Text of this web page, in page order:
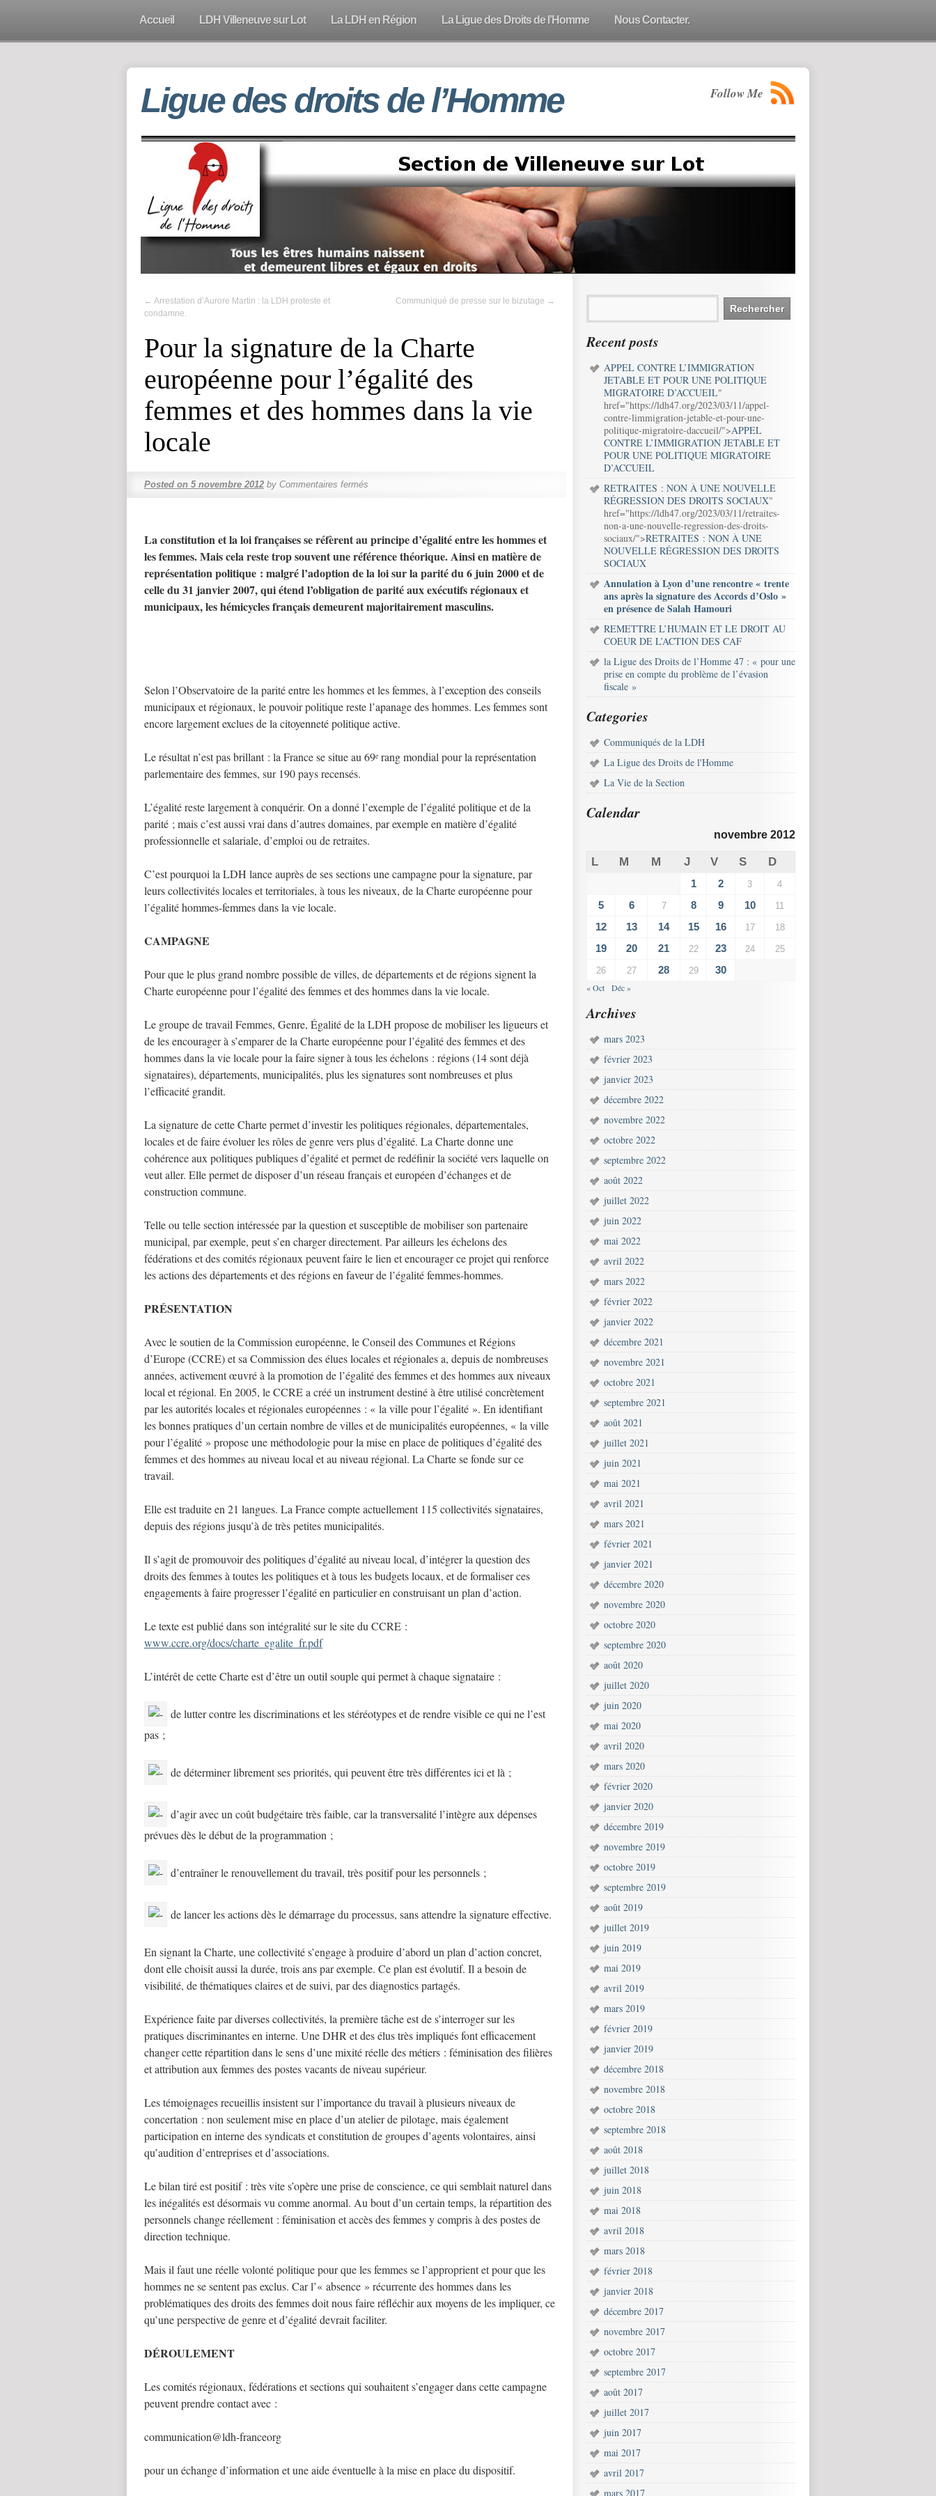
Accueil LDH Villeneuve sur Lot La LDH en Région La Ligue des Droits de l’Homme Nous Contacter.
Ligue des droits de l’Homme Follow Me
← Arrestation d’Aurore Martin : la LDH proteste et
condamne.
Communiqué de presse sur le bizutage →
Pour la signature de la Charte
européenne pour l’égalité des
femmes et des hommes dans la vie
locale
Posted on 5 novembre 2012 by Commentaires fermés
La constitution et la loi françaises se réfèrent au principe d’égalité entre les hommes et
les femmes. Mais cela reste trop souvent une référence théorique. Ainsi en matière de
représentation politique : malgré l’adoption de la loi sur la parité du 6 juin 2000 et de
celle du 31 janvier 2007, qui étend l’obligation de parité aux exécutifs régionaux et
municipaux, les hémicycles français demeurent majoritairement masculins.
Selon l’Observatoire de la parité entre les hommes et les femmes, à l’exception des conseils
municipaux et régionaux, le pouvoir politique reste l’apanage des hommes. Les femmes sont
encore largement exclues de la citoyenneté politique active.
Le résultat n’est pas brillant : la France se situe au 69e rang mondial pour la représentation
parlementaire des femmes, sur 190 pays recensés.
L’égalité reste largement à conquérir. On a donné l’exemple de l’égalité politique et de la
parité ; mais c’est aussi vrai dans d’autres domaines, par exemple en matière d’égalité
professionnelle et salariale, d’emploi ou de retraites.
C’est pourquoi la LDH lance auprès de ses sections une campagne pour la signature, par
leurs collectivités locales et territoriales, à tous les niveaux, de la Charte européenne pour
l’égalité hommes-femmes dans la vie locale.
CAMPAGNE
Pour que le plus grand nombre possible de villes, de départements et de régions signent la
Charte européenne pour l’égalité des femmes et des hommes dans la vie locale.
Le groupe de travail Femmes, Genre, Égalité de la LDH propose de mobiliser les ligueurs et
de les encourager à s’emparer de la Charte européenne pour l’égalité des femmes et des
hommes dans la vie locale pour la faire signer à tous les échelons : régions (14 sont déjà
signataires), départements, municipalités, plus les signatures sont nombreuses et plus
l’efficacité grandit.
La signature de cette Charte permet d’investir les politiques régionales, départementales,
locales et de faire évoluer les rôles de genre vers plus d’égalité. La Charte donne une
cohérence aux politiques publiques d’égalité et permet de redéfinir la société vers laquelle on
veut aller. Elle permet de disposer d’un réseau français et européen d’échanges et de
construction commune.
Telle ou telle section intéressée par la question et susceptible de mobiliser son partenaire
municipal, par exemple, peut s’en charger directement. Par ailleurs les échelons des
fédérations et des comités régionaux peuvent faire le lien et encourager ce projet qui renforce
les actions des départements et des régions en faveur de l’égalité femmes-hommes.
PRÉSENTATION
Avec le soutien de la Commission européenne, le Conseil des Communes et Régions
d’Europe (CCRE) et sa Commission des élues locales et régionales a, depuis de nombreuses
années, activement œuvré à la promotion de l’égalité des femmes et des hommes aux niveaux
local et régional. En 2005, le CCRE a créé un instrument destiné à être utilisé concrètement
par les autorités locales et régionales européennes : « la ville pour l’égalité ». En identifiant
les bonnes pratiques d’un certain nombre de villes et de municipalités européennes, « la ville
pour l’égalité » propose une méthodologie pour la mise en place de politiques d’égalité des
femmes et des hommes au niveau local et au niveau régional. La Charte se fonde sur ce
travail.
Elle est traduite en 21 langues. La France compte actuellement 115 collectivités signataires,
depuis des régions jusqu’à de très petites municipalités.
Il s’agit de promouvoir des politiques d’égalité au niveau local, d’intégrer la question des
droits des femmes à toutes les politiques et à tous les budgets locaux, et de formaliser ces
engagements à faire progresser l’égalité en particulier en construisant un plan d’action.
Le texte est publié dans son intégralité sur le site du CCRE :
www.ccre.org/docs/charte_egalite_fr.pdf
L’intérêt de cette Charte est d’être un outil souple qui permet à chaque signataire :
de lutter contre les discriminations et les stéréotypes et de rendre visible ce qui ne l’est
pas ;
de déterminer librement ses priorités, qui peuvent être très différentes ici et là ;
d’agir avec un coût budgétaire très faible, car la transversalité l’intègre aux dépenses
prévues dès le début de la programmation ;
d’entraîner le renouvellement du travail, très positif pour les personnels ;
de lancer les actions dès le démarrage du processus, sans attendre la signature effective.
En signant la Charte, une collectivité s’engage à produire d’abord un plan d’action concret,
dont elle choisit aussi la durée, trois ans par exemple. Ce plan est évolutif. Il a besoin de
visibilité, de thématiques claires et de suivi, par des diagnostics partagés.
Expérience faite par diverses collectivités, la première tâche est de s’interroger sur les
pratiques discriminantes en interne. Une DHR et des élus très impliqués font efficacement
changer cette répartition dans le sens d’une mixité réelle des métiers : féminisation des filières
et attribution aux femmes des postes vacants de niveau supérieur.
Les témoignages recueillis insistent sur l’importance du travail à plusieurs niveaux de
concertation : non seulement mise en place d’un atelier de pilotage, mais également
participation en interne des syndicats et constitution de groupes d’agents volontaires, ainsi
qu’audition d’entreprises et d’associations.
Le bilan tiré est positif : très vite s’opère une prise de conscience, ce qui semblait naturel dans
les inégalités est désormais vu comme anormal. Au bout d’un certain temps, la répartition des
personnels change réellement : féminisation et accès des femmes y compris à des postes de
direction technique.
Mais il faut une réelle volonté politique pour que les femmes se l’approprient et pour que les
hommes ne se sentent pas exclus. Car l’« absence » récurrente des hommes dans les
problématiques des droits des femmes doit nous faire réfléchir aux moyens de les impliquer, ce
qu’une perspective de genre et d’égalité devrait faciliter.
DÉROULEMENT
Les comités régionaux, fédérations et sections qui souhaitent s’engager dans cette campagne
peuvent prendre contact avec :
communication@ldh-franceorg
pour un échange d’information et une aide éventuelle à la mise en place du dispositif.
Recent posts
APPEL CONTRE L’IMMIGRATION
JETABLE ET POUR UNE POLITIQUE
MIGRATOIRE D’ACCUEIL"
href="https://ldh47.org/2023/03/11/appel-
contre-limmigration-jetable-et-pour-une-
politique-migratoire-daccueil/">APPEL
CONTRE L’IMMIGRATION JETABLE ET
POUR UNE POLITIQUE MIGRATOIRE
D’ACCUEIL
RETRAITES : NON À UNE NOUVELLE
RÉGRESSION DES DROITS SOCIAUX"
href="https://ldh47.org/2023/03/11/retraites-
non-a-une-nouvelle-regression-des-droits-
sociaux/">RETRAITES : NON À UNE
NOUVELLE RÉGRESSION DES DROITS
SOCIAUX
Annulation à Lyon d’une rencontre « trente
ans après la signature des Accords d’Oslo »
en présence de Salah Hamouri
REMETTRE L’HUMAIN ET LE DROIT AU
COEUR DE L’ACTION DES CAF
la Ligue des Droits de l’Homme 47 : « pour une
prise en compte du problème de l’évasion
fiscale »
Categories
Communiqués de la LDH
La Ligue des Droits de l'Homme
La Vie de la Section
Calendar
novembre 2012
L M M J V S D
1 2 3 4
5 6 7 8 9 10 11
12 13 14 15 16 17 18
19 20 21 22 23 24 25
26 27 28 29 30
« Oct Déc »
Archives
mars 2023
février 2023
janvier 2023
décembre 2022
novembre 2022
octobre 2022
septembre 2022
août 2022
juillet 2022
juin 2022
mai 2022
avril 2022
mars 2022
février 2022
janvier 2022
décembre 2021
novembre 2021
octobre 2021
septembre 2021
août 2021
juillet 2021
juin 2021
mai 2021
avril 2021
mars 2021
février 2021
janvier 2021
décembre 2020
novembre 2020
octobre 2020
septembre 2020
août 2020
juillet 2020
juin 2020
mai 2020
avril 2020
mars 2020
février 2020
janvier 2020
décembre 2019
novembre 2019
octobre 2019
septembre 2019
août 2019
juillet 2019
juin 2019
mai 2019
avril 2019
mars 2019
février 2019
janvier 2019
décembre 2018
novembre 2018
octobre 2018
septembre 2018
août 2018
juillet 2018
juin 2018
mai 2018
avril 2018
mars 2018
février 2018
janvier 2018
décembre 2017
novembre 2017
octobre 2017
septembre 2017
août 2017
juillet 2017
juin 2017
mai 2017
avril 2017
mars 2017